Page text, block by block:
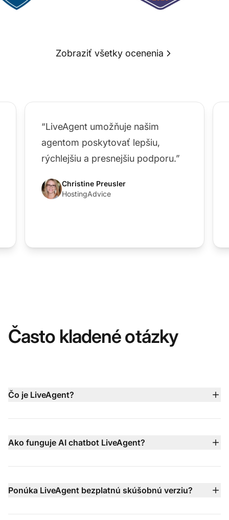
Zobraziť všetky ocenenia
“LiveAgent umožňuje našim
agentom poskytovať lepšiu,
rýchlejšiu a presnejšiu podporu.”
Christine Preusler
HostingAdvice
Často kladené otázky
Čo je LiveAgent?
call center, podporu na sociálnych médiách a správu
poskytovať rýchlejšiu a inteligentnejšiu podporu.
Ako funguje AI chatbot LiveAgent?
webových stránok a dokumenty na okamžité
problémoch jednoducho odovzdá konverzáciu vašim
Ponúka LiveAgent bezplatnú skúšobnú verziu?